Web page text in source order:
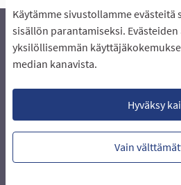
Käytämme sivustollamme
sisällön parantamiseksi.
yksilöllisemmän
median kanavista.
Hyväksy
Vain
Äänestyksen pikaohjeet
Näin äänestät Asukasbudjetissa
Lataa
Verkkosivusto luotu